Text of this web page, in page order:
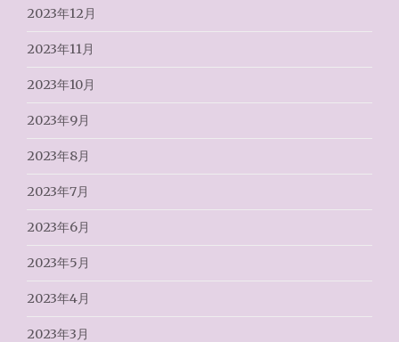
2023年12月
2023年11月
2023年10月
2023年9月
2023年8月
2023年7月
2023年6月
2023年5月
2023年4月
2023年3月